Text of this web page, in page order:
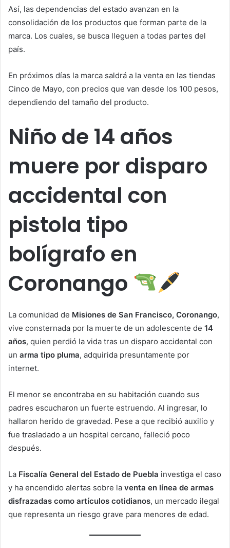
Así, las dependencias del estado avanzan en la
consolidación de los productos que forman parte de la
marca. Los cuales, se busca lleguen a todas partes del
país.
En próximos días la marca saldrá a la venta en las tiendas
Cinco de Mayo, con precios que van desde los 100 pesos,
dependiendo del tamaño del producto.
Niño de 14 años
muere por disparo
accidental con
pistola tipo
bolígrafo en
Coronango
La comunidad de Misiones de San Francisco, Coronango,
vive consternada por la muerte de un adolescente de 14
años, quien perdió la vida tras un disparo accidental con
un arma tipo pluma, adquirida presuntamente por
internet.
El menor se encontraba en su habitación cuando sus
padres escucharon un fuerte estruendo. Al ingresar, lo
hallaron herido de gravedad. Pese a que recibió auxilio y
fue trasladado a un hospital cercano, falleció poco
después.
La Fiscalía General del Estado de Puebla investiga el caso
y ha encendido alertas sobre la venta en línea de armas
disfrazadas como artículos cotidianos, un mercado ilegal
que representa un riesgo grave para menores de edad.